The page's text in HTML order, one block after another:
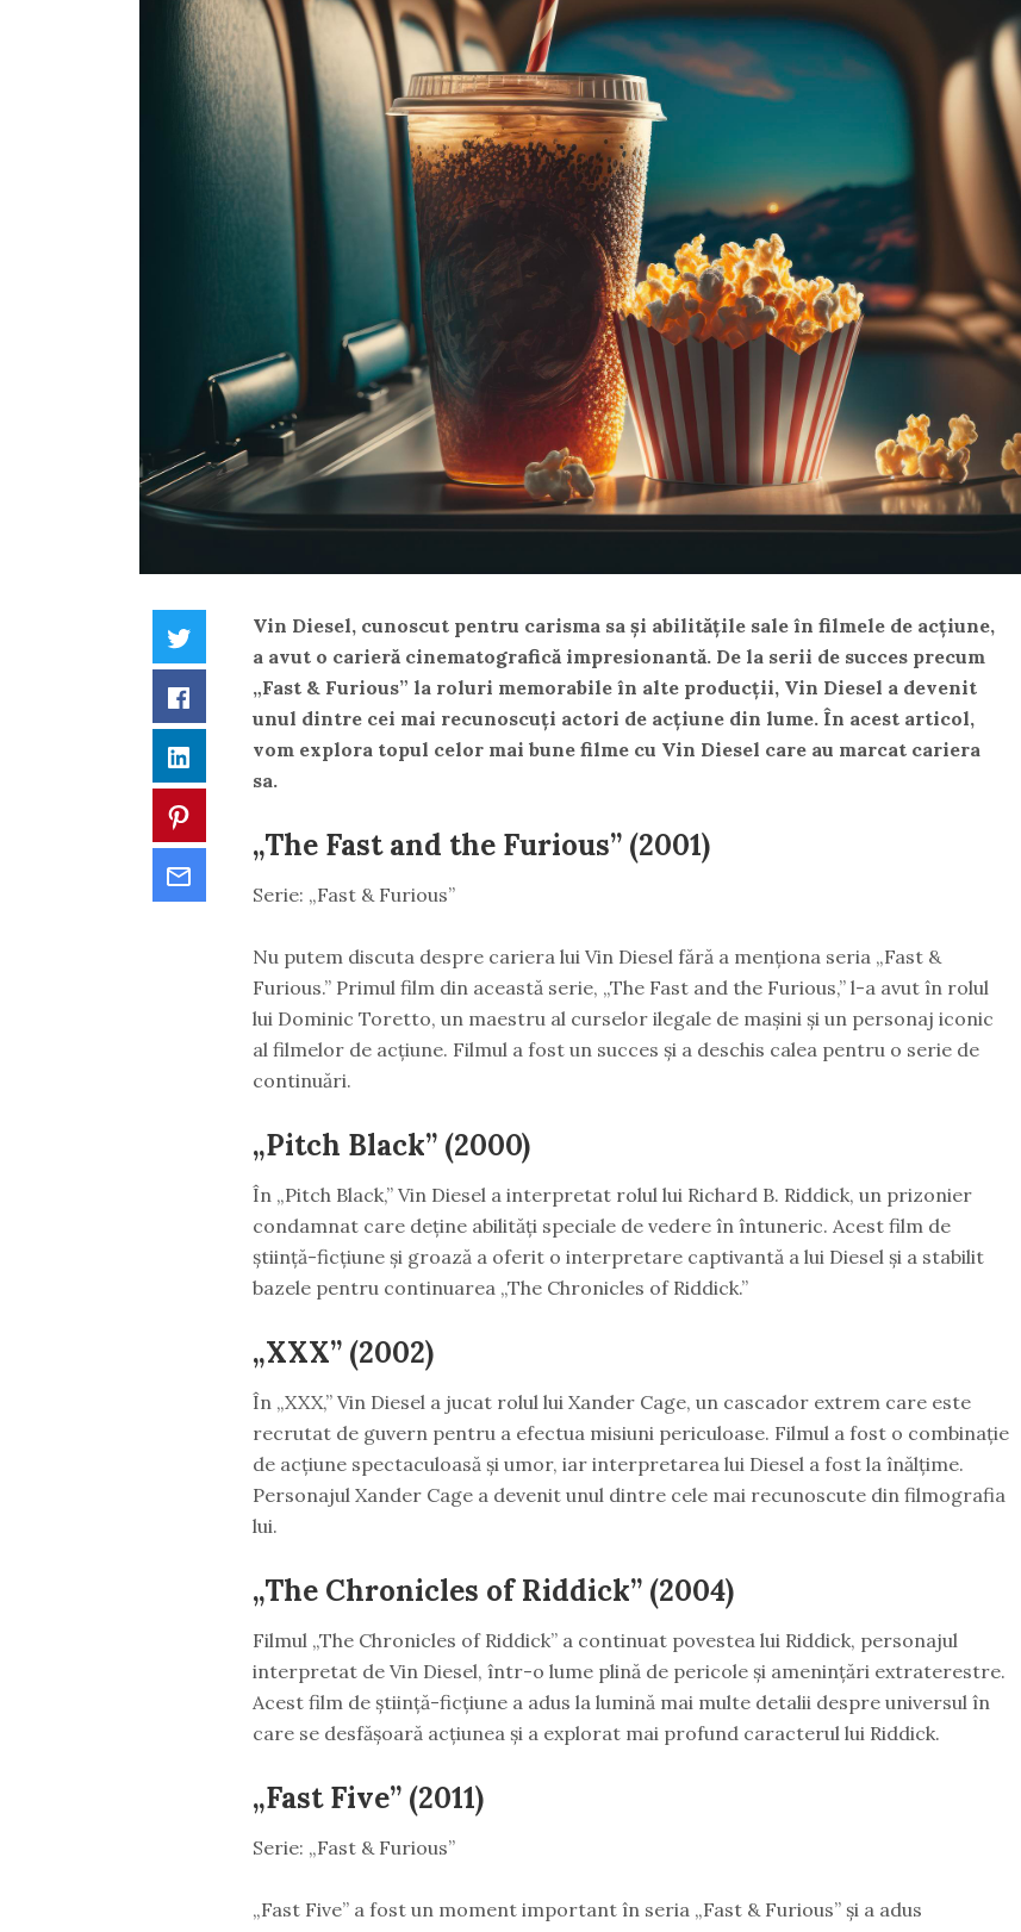
Twitter
Facebook
LinkedIn
Vin Diesel, cunoscut pentru carisma sa și abilitățile sale în filmele de acțiune,
a avut o carieră cinematografică impresionantă. De la serii de succes precum
„Fast & Furious” la roluri memorabile în alte producții, Vin Diesel a devenit
unul dintre cei mai recunoscuți actori de acțiune din lume. În acest articol,
vom explora topul celor mai bune filme cu Vin Diesel care au marcat cariera
sa.
„The Fast and the Furious” (2001)
Serie: „Fast & Furious”
Nu putem discuta despre cariera lui Vin Diesel fără a menționa seria „Fast &
Furious.” Primul film din această serie, „The Fast and the Furious,” l-a avut în rolul
lui Dominic Toretto, un maestru al curselor ilegale de mașini și un personaj iconic
al filmelor de acțiune. Filmul a fost un succes și a deschis calea pentru o serie de
continuări.
„Pitch Black” (2000)
În „Pitch Black,” Vin Diesel a interpretat rolul lui Richard B. Riddick, un prizonier
condamnat care deține abilități speciale de vedere în întuneric. Acest film de
știință-ficțiune și groază a oferit o interpretare captivantă a lui Diesel și a stabilit
bazele pentru continuarea „The Chronicles of Riddick.”
„XXX” (2002)
În „XXX,” Vin Diesel a jucat rolul lui Xander Cage, un cascador extrem care este
recrutat de guvern pentru a efectua misiuni periculoase. Filmul a fost o combinație
de acțiune spectaculoasă și umor, iar interpretarea lui Diesel a fost la înălțime.
Personajul Xander Cage a devenit unul dintre cele mai recunoscute din filmografia
lui.
„The Chronicles of Riddick” (2004)
Filmul „The Chronicles of Riddick” a continuat povestea lui Riddick, personajul
interpretat de Vin Diesel, într-o lume plină de pericole și amenințări extraterestre.
Acest film de știință-ficțiune a adus la lumină mai multe detalii despre universul în
care se desfășoară acțiunea și a explorat mai profund caracterul lui Riddick.
„Fast Five” (2011)
Serie: „Fast & Furious”
„Fast Five” a fost un moment important în seria „Fast & Furious” și a adus